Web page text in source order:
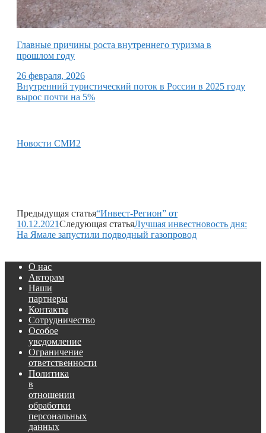
Главные причины роста внутреннего туризма в
прошлом году
26 февраля, 2026
Внутренний туристический поток в России в 2025 году
вырос почти на 5%
Новости СМИ2
Предыдущая статья“Инвест-Регион” от
10.12.2021Следующая статьяЛучшая инвестновость дня:
На Ямале запустили подводный газопровод
О нас
Авторам
Наши
партнеры
Контакты
Сотрудничество
Особое
уведомление
Ограничение
ответственности
Политика
в
отношении
обработки
персональных
данных